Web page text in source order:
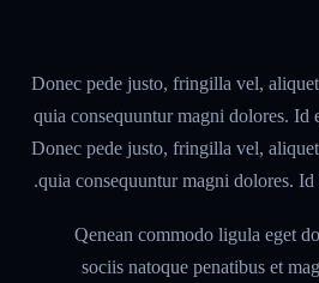
Donec pede justo, fringilla vel,
quia consequuntur magni dolores. Id
Donec pede justo, fringilla vel,
quia consequuntur magni dolores. Id
Qenean commodo ligula eget
sociis natoque penatibus et